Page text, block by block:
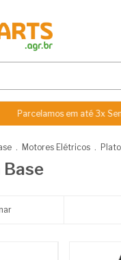
em até 3x Sem Juros
. Motores Elétricos .